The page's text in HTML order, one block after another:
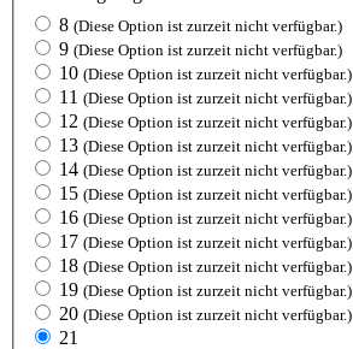
8 (Diese Option ist zurzeit nicht verfügbar.)
9 (Diese Option ist zurzeit nicht verfügbar.)
10 (Diese Option ist zurzeit nicht verfügbar.)
11 (Diese Option ist zurzeit nicht verfügbar.)
12 (Diese Option ist zurzeit nicht verfügbar.)
13 (Diese Option ist zurzeit nicht verfügbar.)
14 (Diese Option ist zurzeit nicht verfügbar.)
15 (Diese Option ist zurzeit nicht verfügbar.)
16 (Diese Option ist zurzeit nicht verfügbar.)
17 (Diese Option ist zurzeit nicht verfügbar.)
18 (Diese Option ist zurzeit nicht verfügbar.)
19 (Diese Option ist zurzeit nicht verfügbar.)
20 (Diese Option ist zurzeit nicht verfügbar.)
21